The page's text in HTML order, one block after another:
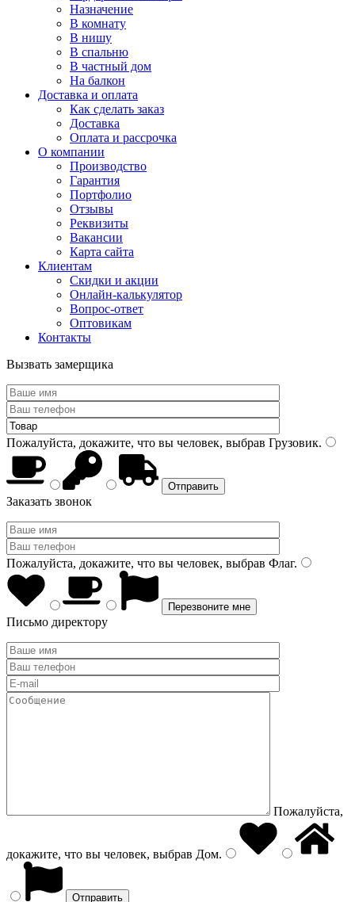
Назначение
В комнату
В нишу
В спальню
В частный дом
На балкон
Доставка и оплата
Как сделать заказ
Доставка
Оплата и рассрочка
О компании
Производство
Гарантия
Портфолио
Отзывы
Реквизиты
Вакансии
Карта сайта
Клиентам
Скидки и акции
Онлайн-калькулятор
Вопрос-ответ
Оптовикам
Контакты
Вызвать замерщика
Пожалуйста, докажите, что вы человек, выбрав Грузовик.
Заказать звонок
Пожалуйста, докажите, что вы человек, выбрав Флаг.
Письмо директору
Пожалуйста,
докажите, что вы человек, выбрав Дом.